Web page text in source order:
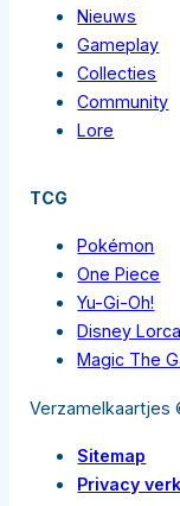
Nieuws
Gameplay
Collecties
Community
Lore
TCG
Pokémon
One Piece
Yu-Gi-Oh!
Disney
Magic The
Verzamelkaartjes
Sitemap
Privacy